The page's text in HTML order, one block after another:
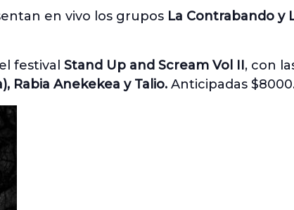
en vivo los grupos La Contrabando y
festival Stand Up and Scream Vol II, con
Rabia Anekekea y Talio. Anticipadas